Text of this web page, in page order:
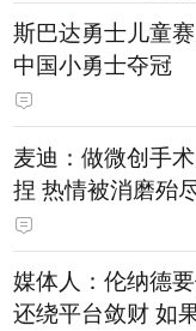
斯巴达勇士儿童
中国小勇士夺冠
麦迪：做微创手
捏 热情被消磨殆
媒体人：伦纳德
还绕平台敛财 如